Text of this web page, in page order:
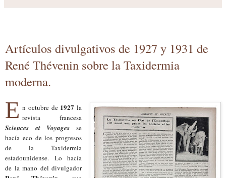
Artículos divulgativos de 1927 y 1931 de
René Thévenin sobre la Taxidermia
moderna.
E n octubre de 1927 la
revista francesa
Sciences et Voyages se
hacía eco de los progresos
de la Taxidermia
estadounidense. Lo hacía
de la mano del divulgador